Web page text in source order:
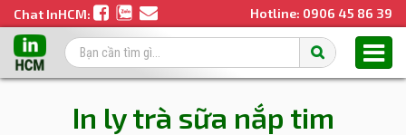
Chat InHCM: Hotline: 0906 45 86 39
In ly trà sữa nắp tim